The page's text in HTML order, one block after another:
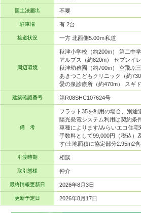
国土法届出 不要
駐車場 有 2台
接道状況 一方 北西側5.00ｍ私道
周辺環境
秋津小学校（約200m） 第二中
アルプス（約820m） セブンイ
秋津幼稚園（約700m） 空飛ぶ
あきつこどもクリニック（約
愛の泉診療所（約470m） スギ
建築確認番号 第R08SHC107624号
備 考
フラット35を利用の場合、別途
陽光発電システム利用は契約条
車種によります/みらいエコ住
手数料として99,000円（税込）
す/土地面積に協定部分2.95m2
引渡時期 相談
取引態様 仲介
最終情報更新日 2026年8月3日
更新予定日 2026年8月17日